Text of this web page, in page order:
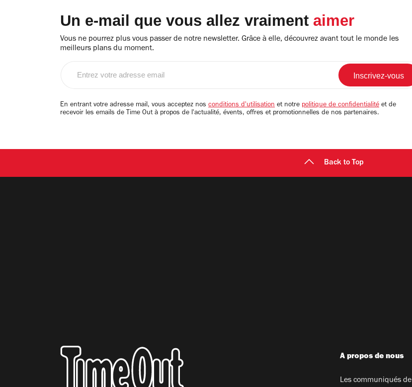
Un e-mail que vous allez vraiment aimer
Vous ne pourrez plus vous passer de notre newsletter. Grâce à elle, découvrez avant tout le monde les
meilleurs plans du moment.
email
En entrant votre adresse mail, vous acceptez nos conditions d'utilisation et notre politique de confidentialité et de
recevoir les emails de Time Out à propos de l'actualité, évents, offres et promotionnelles de nos partenaires.
Back to Top
A propos de nous
Les communiqués de